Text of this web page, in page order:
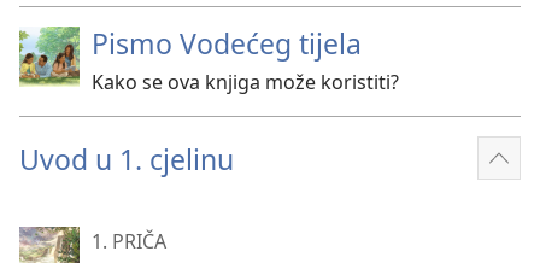
Pismo Vodećeg tijela
Kako se ova knjiga može koristiti?
Uvod u 1. cjelinu
1. PRIČA